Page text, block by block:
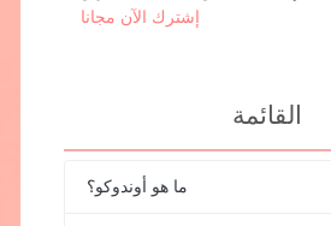
إشترك الآن مجانا
القائمة
ما هو أوندوكو؟